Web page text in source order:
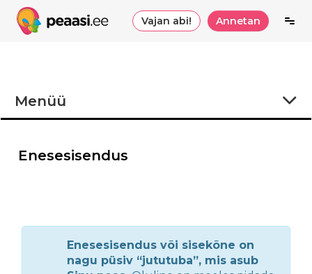
Vajan abi! Annetan
Menüü
Enesesisendus
Enesesisendus või sisekõne on
nagu püsiv “jututuba”, mis asub